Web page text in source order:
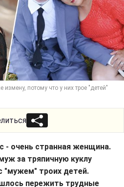
потому что у них трое "детей"
- очень странная женщина.
за тряпичную куклу
"мужем" троих детей.
пережить трудные